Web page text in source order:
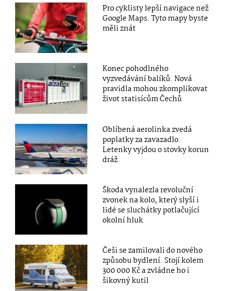
Pro cyklisty lepší navigace než
Google Maps. Tyto mapy byste
měli znát
Konec pohodlného
vyzvedávání balíků. Nová
pravidla mohou zkomplikovat
život statisícům Čechů
Oblíbená aerolinka zvedá
poplatky za zavazadlo.
Letenky vyjdou o stovky korun
dráž
Škoda vynalezla revoluční
zvonek na kolo, který slyší i
lidé se sluchátky potlačující
okolní hluk
Češi se zamilovali do nového
způsobu bydlení. Stojí kolem
300 000 Kč a zvládne ho i
šikovný kutil